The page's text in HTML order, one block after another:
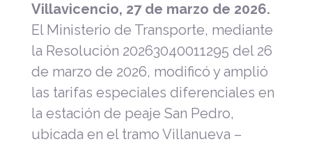
Villavicencio, 27 de marzo de 2026.
El Ministerio de Transporte, mediante
la Resolución 20263040011295 del 26
de marzo de 2026, modificó y amplió
las tarifas especiales diferenciales en
la estación de peaje San Pedro,
ubicada en el tramo Villanueva –